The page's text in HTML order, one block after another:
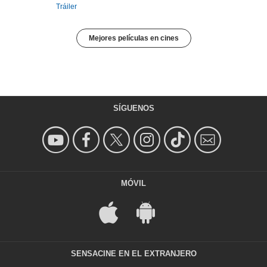
Tráiler
Mejores películas en cines
SÍGUENOS
MÓVIL
SENSACINE EN EL EXTRANJERO